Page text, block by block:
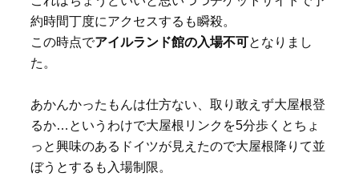
約時間丁度にアクセスするも瞬殺。
この時点でアイルランド館の入場不可となりまし
た。
あかんかったもんは仕方ない、取り敢えず大屋根登
るか…というわけで大屋根リンクを5分歩くとちょ
っと興味のあるドイツが見えたので大屋根降りて並
ぼうとするも入場制限。